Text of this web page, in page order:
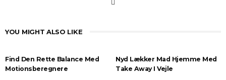
YOU MIGHT ALSO LIKE
Find Den Rette Balance Med
Motionsberegnere
Nyd Lækker Mad Hjemme Med
Take Away I Vejle